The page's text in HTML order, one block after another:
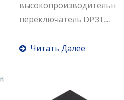
переключатель DP3T,...
Читать Далее